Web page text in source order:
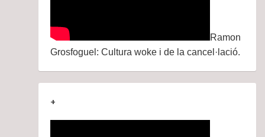
Ramon
Grosfoguel: Cultura woke i de la cancel·lació.
+